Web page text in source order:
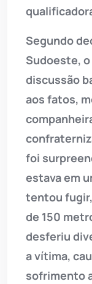
Segundo
Sudoeste,
discussão
aos fatos,
foi
estava em
tentou
de 150
desferiu
a vítima,
sofrimento